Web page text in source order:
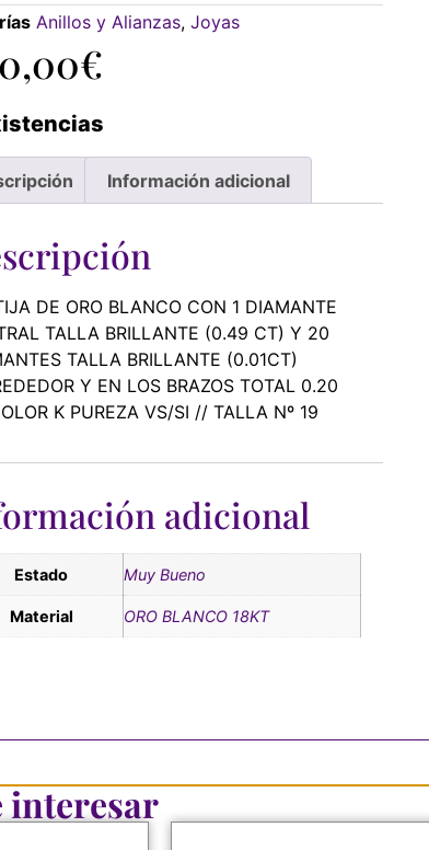
Anillos y Alianzas, Joyas
€
Información adicional
DE ORO BLANCO CON 1 DIAMANTE
TALLA BRILLANTE (0.49 CT) Y 20
TALLA BRILLANTE (0.01CT)
Y EN LOS BRAZOS TOTAL 0.20
K PUREZA VS/SI // TALLA Nº 19
adicional
Estado Muy Bueno
Material ORO BLANCO 18KT
interesar